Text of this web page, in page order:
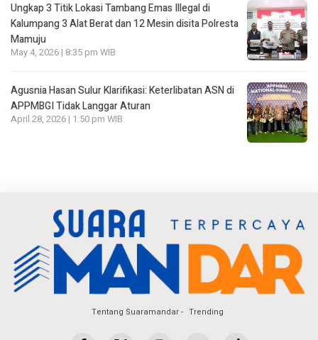
Ungkap 3 Titik Lokasi Tambang Emas Illegal di
Kalumpang 3 Alat Berat dan 12 Mesin disita Polresta
Mamuju
May 4, 2026 | 8:35 pm WIB
Agusnia Hasan Sulur Klarifikasi: Keterlibatan ASN di
APPMBGI Tidak Langgar Aturan
April 28, 2026 | 1:50 pm WIB
Tentang Suaramandar Trending